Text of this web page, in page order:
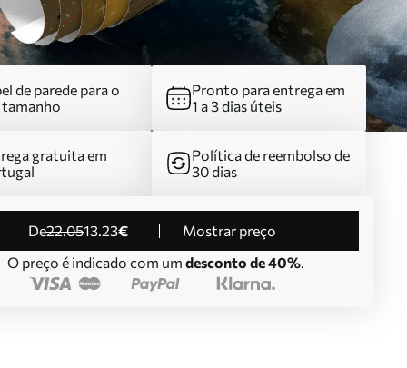
de parede para o
tamanho
Pronto para entrega em
1 a 3 dias úteis
gratuita em
Política de reembolso de
30 dias
de22.0513.23€
Mostrar preço
O preço é indicado com um desconto de 40%.